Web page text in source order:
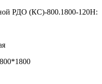
РДО (КС)-800.1800-120Н: